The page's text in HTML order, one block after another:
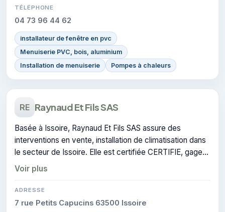
TÉLÉPHONE
04 73 96 44 62
installateur de fenêtre en pvc
Menuiserie PVC, bois, aluminium
Installation de menuiserie
Pompes à chaleurs
RE Raynaud Et Fils SAS
Basée à Issoire, Raynaud Et Fils SAS assure des
interventions en vente, installation de climatisation dans
le secteur de Issoire. Elle est certifiée CERTIFIE, gage
de conformité sur les interventions réalisées.
Voir plus
ADRESSE
7 rue Petits Capucins 63500 Issoire